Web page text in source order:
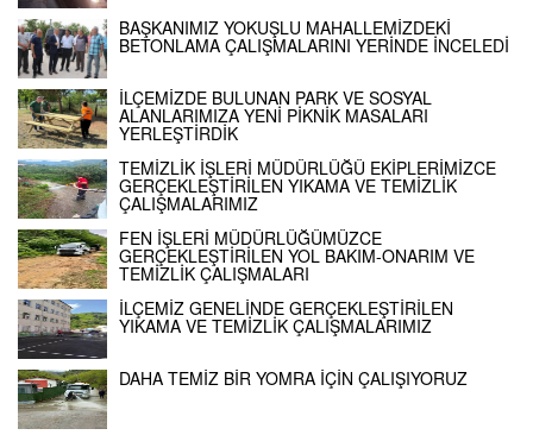
BAŞKANIMIZ YOKUŞLU MAHALLEMİZDEKİ
BETONLAMA ÇALIŞMALARINI YERİNDE İNCELEDİ
İLÇEMİZDE BULUNAN PARK VE SOSYAL
ALANLARIMIZA YENİ PİKNİK MASALARI
YERLEŞTİRDİK
TEMİZLİK İŞLERİ MÜDÜRLÜĞÜ EKİPLERİMİZCE
GERÇEKLEŞTİRİLEN YIKAMA VE TEMİZLİK
ÇALIŞMALARIMIZ
FEN İŞLERİ MÜDÜRLÜĞÜMÜZCE
GERÇEKLEŞTİRİLEN YOL BAKIM-ONARIM VE
TEMİZLİK ÇALIŞMALARI
İLÇEMİZ GENELİNDE GERÇEKLEŞTİRİLEN
YIKAMA VE TEMİZLİK ÇALIŞMALARIMIZ
DAHA TEMİZ BİR YOMRA İÇİN ÇALIŞIYORUZ